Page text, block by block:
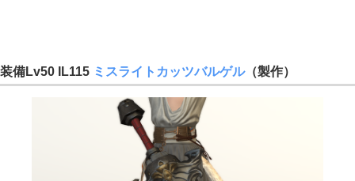
装備Lv50 IL115 ミスライトカッツバルゲル（製作）